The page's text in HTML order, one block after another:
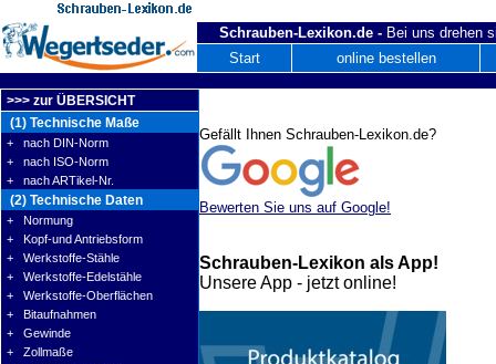
Schrauben-Lexikon.de - Bei uns drehen
Start
online bestellen
>>> zur ÜBERSICHT
(1) Technische Maße
+ nach DIN-Norm
+ nach ISO-Norm
+ nach ARTikel-Nr.
(2) Technische Daten
+ Normung
+ Kopf-und Antriebsform
+ Werkstoffe-Stähle
+ Werkstoffe-Edelstähle
+ Werkstoffe-Oberflächen
+ Bitaufnahmen
+ Gewinde
+ Zollmaße
Gefällt Ihnen Schrauben-Lexikon.de?
Bewerten Sie uns auf Google!
Schrauben-Lexikon als App!
Unsere App - jetzt online!